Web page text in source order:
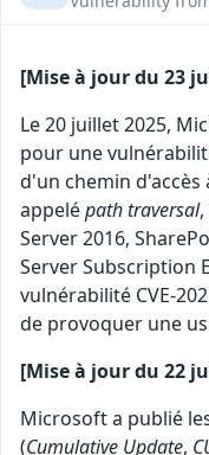
[Mise à jour du 23
Le 20 juillet 2025,
pour une
d'un chemin
appelépath traversal
Server 2016,
Server Subscription
vulnérabilité CVE-
de provoquer une
[Mise à jour du 22
Microsoft a publié
(Cumulative Update,